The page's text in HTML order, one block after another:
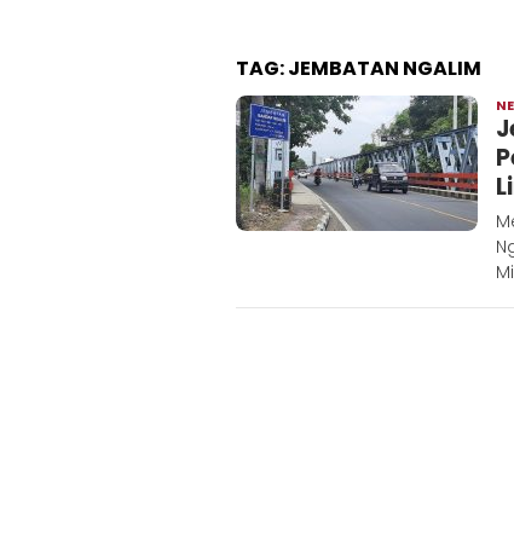
TAG:JEMBATAN NGALIM